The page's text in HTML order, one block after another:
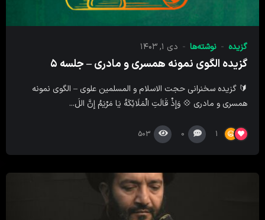
گزیده نوشته‌ها دی ۱, ۱۴۰۳
گزیده الگوی نمونه همسری و مادری – جلسه ۵
🔰 گزیده سخنرانی حجت الاسلام و المسلمین علوی – الگوی نمونه
همسری و مادری 💠 وَإِذْ قَالَتِ الْمَلَائِکَهُ یَا مَرْیَمُ إِنَّ اللَ...
1
0
503